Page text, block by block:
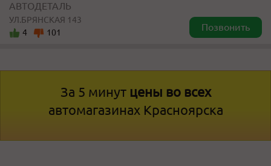
АВТОДЕТАЛЬ
УЛ.БРЯНСКАЯ 143
4
101 Позвонить
За 5 минут цены во всех
автомагазинах Красноярска